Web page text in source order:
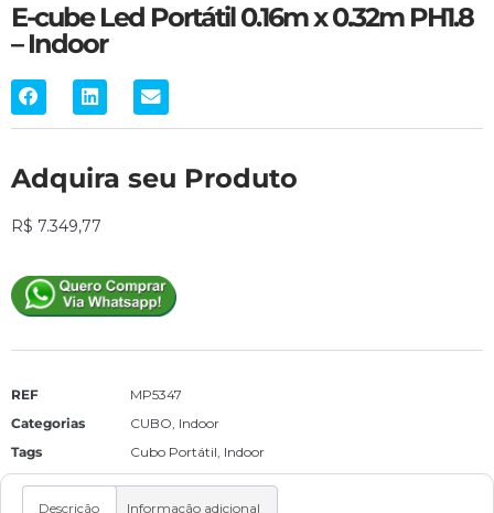
E-cube Led Portátil 0.16m x 0.32m PH1.8
– Indoor
Adquira seu Produto
R$ 7.349,77
REF
MP5347
Categorias
CUBO, Indoor
Tags
Cubo Portátil, Indoor
Descrição Informação adicional